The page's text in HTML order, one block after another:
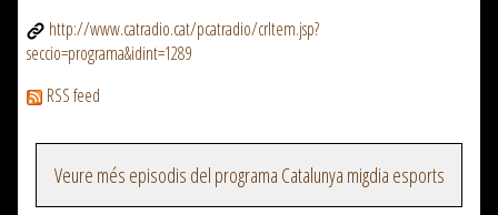
http://www.catradio.cat/pcatradio/crItem.jsp?
seccio=programa&idint=1289
RSS feed
Veure més episodis del programa Catalunya migdia esports